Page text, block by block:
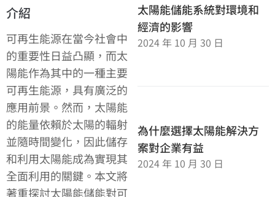
介紹
可再生能源在當今社會中
的重要性日益凸顯，而太
陽能作為其中的一種主要
可再生能源，具有廣泛的
應用前景。然而，太陽能
的能量依賴於太陽的輻射
並隨時間變化，因此儲存
和利用太陽能成為實現其
全面利用的關鍵。本文將
著重探討太陽能儲能對可
太陽能儲能系統對環境和
經濟的影響
2024 年 10 月 30 日
為什麼選擇太陽能解決方
案對企業有益
2024 年 10 月 30 日